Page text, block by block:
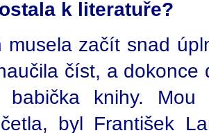
k literatuře?
musela začít snad
číst, a dokonce
babička knihy.
byl František